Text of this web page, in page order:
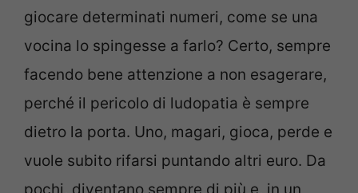
giocare determinati numeri, come se una
vocina lo spingesse a farlo? Certo, sempre
facendo bene attenzione a non esagerare,
perché il pericolo di ludopatia è sempre
dietro la porta. Uno, magari, gioca, perde e
vuole subito rifarsi puntando altri euro. Da